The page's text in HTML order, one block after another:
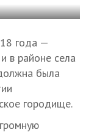
года —
в районе села
была
городище.